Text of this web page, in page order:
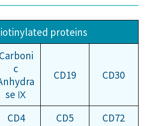
proteins
Carboni
c
se Ⅸ
CD19 CD30
CD4 CD5 CD72